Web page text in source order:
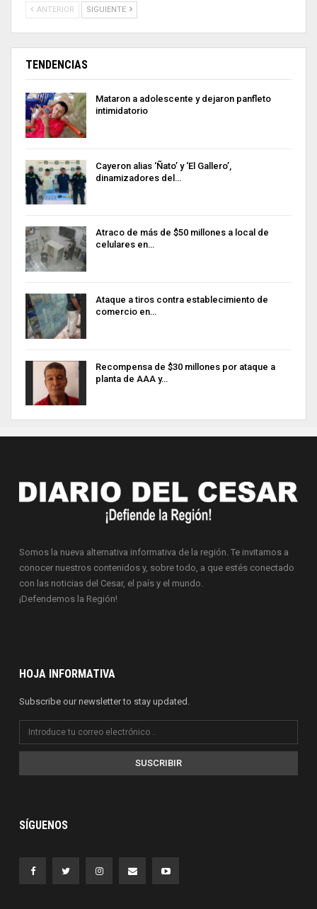
ANTERIOR SIGUIENTE
TENDENCIAS
Mataron a adolescente y dejaron panfleto
intimidatorio
Cayeron alias ‘Ñato’ y ‘El Gallero’,
dinamizadores del…
Atraco de más de $50 millones a local de
celulares en…
Ataque a tiros contra establecimiento de
comercio en…
Recompensa de $30 millones por ataque a
planta de AAA y…
Somos la nueva alternativa informativa de la región. Te invitamos a
conocer nuestros contenidos y, sobre todo, a que estés conectado
con las noticias del Cesar, el país y el mundo.
¡Defendemos la Región!
HOJA INFORMATIVA
Subscribe our newsletter to stay updated.
SUSCRIBIR
SÍGUENOS